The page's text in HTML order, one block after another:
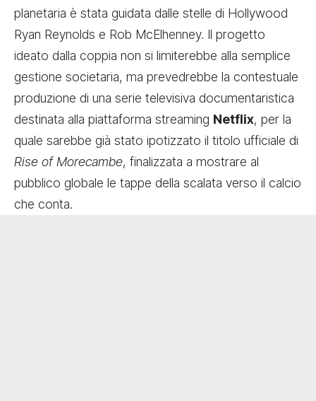
planetaria è stata guidata dalle stelle di Hollywood
Ryan Reynolds e Rob McElhenney. Il progetto
ideato dalla coppia non si limiterebbe alla semplice
gestione societaria, ma prevedrebbe la contestuale
produzione di una serie televisiva documentaristica
destinata alla piattaforma streaming Netflix, per la
quale sarebbe già stato ipotizzato il titolo ufficiale di
Rise of Morecambe, finalizzata a mostrare al
pubblico globale le tappe della scalata verso il calcio
che conta.